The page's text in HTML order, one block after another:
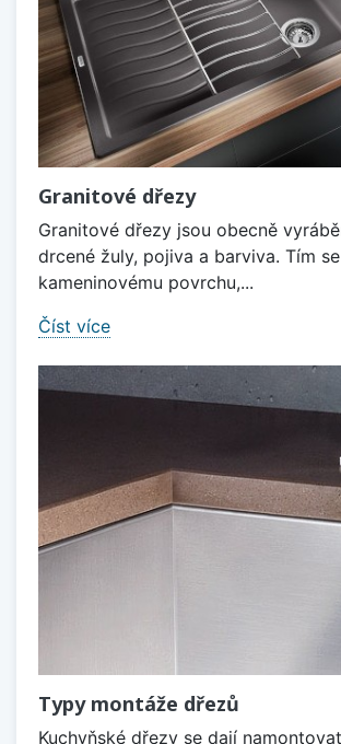
Granitové dřezy
Granitové dřezy jsou obecně
drcené žuly, pojiva a barviva. Tím
kameninovému povrchu,...
Číst více
Typy montáže dřezů
Kuchyňské dřezy se dají